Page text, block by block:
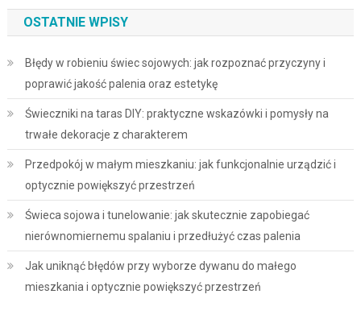
OSTATNIE WPISY
Błędy w robieniu świec sojowych: jak rozpoznać przyczyny i
poprawić jakość palenia oraz estetykę
Świeczniki na taras DIY: praktyczne wskazówki i pomysły na
trwałe dekoracje z charakterem
Przedpokój w małym mieszkaniu: jak funkcjonalnie urządzić i
optycznie powiększyć przestrzeń
Świeca sojowa i tunelowanie: jak skutecznie zapobiegać
nierównomiernemu spalaniu i przedłużyć czas palenia
Jak uniknąć błędów przy wyborze dywanu do małego
mieszkania i optycznie powiększyć przestrzeń